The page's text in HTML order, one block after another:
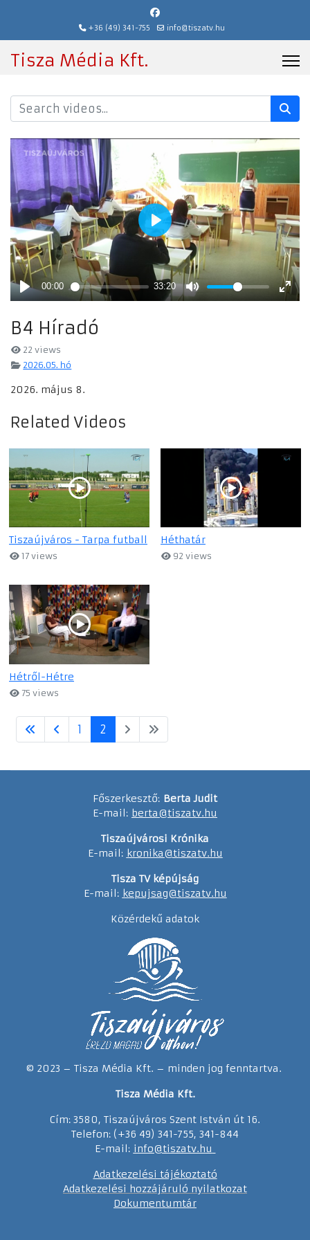
+36 (49) 341-755 info@tiszatv.hu
Tisza Média Kft.
B4 Híradó
22 views
2026.05. hó
2026. május 8.
Related Videos
Tiszaújváros - Tarpa futball
17 views
Héthatár
92 views
Hétről-Hétre
75 views
1 2
Főszerkesztő: Berta Judit
E-mail: berta@tiszatv.hu
Tiszaújvárosi Krónika
E-mail: kronika@tiszatv.hu
Tisza TV képújság
E-mail: kepujsag@tiszatv.hu
Közérdekű adatok
© 2023 – Tisza Média Kft. – minden jog fenntartva.
Tisza Média Kft.
Cím: 3580, Tiszaújváros Szent István út 16.
Telefon: (+36 49) 341-755, 341-844
E-mail: info@tiszatv.hu
Adatkezelési tájékoztató
Adatkezelési hozzájáruló nyilatkozat
Dokumentumtár